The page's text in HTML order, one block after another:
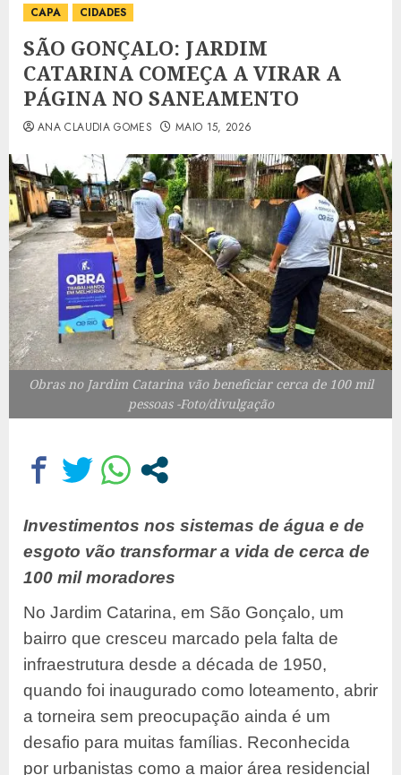
CAPA CIDADES
SÃO GONÇALO: JARDIM
CATARINA COMEÇA A VIRAR A
PÁGINA NO SANEAMENTO
ANA CLAUDIA GOMES MAIO 15, 2026
Obras no Jardim Catarina vão beneficiar cerca de 100 mil
pessoas -Foto/divulgação
Investimentos nos sistemas de água e de
esgoto vão transformar a vida de cerca de
100 mil moradores
No Jardim Catarina, em São Gonçalo, um
bairro que cresceu marcado pela falta de
infraestrutura desde a década de 1950,
quando foi inaugurado como loteamento, abrir
a torneira sem preocupação ainda é um
desafio para muitas famílias. Reconhecida
por urbanistas como a maior área residencial